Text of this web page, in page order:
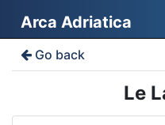
Arca Adriatica
Go back
Le